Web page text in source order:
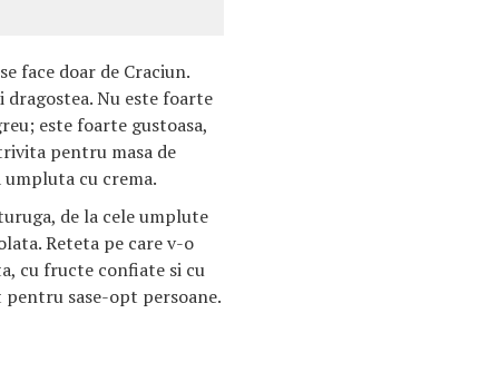
face doar de Craciun.
dragostea. Nu este foarte
este foarte gustoasa,
pentru masa de
umpluta cu crema.
de la cele umplute
Reteta pe care v-o
cu fructe confiate si cu
sase-opt persoane.